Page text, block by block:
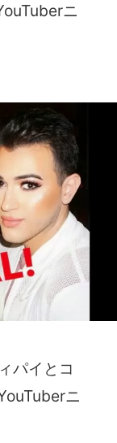
ニ
パイとコ
ニ